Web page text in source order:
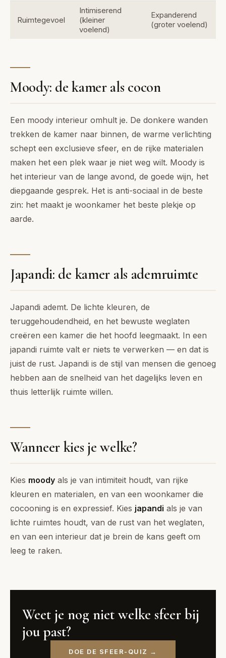
Ruimtegevoel
Intimiserend
(kleiner
voelend)
Expanderend
(groter voelend)
Moody: de kamer als cocon
Een moody interieur omhult je. De donkere wanden
trekken de kamer naar binnen, de warme verlichting
schept een exclusieve sfeer, en de rijke materialen
maken het een plek waar je niet weg wilt. Moody is
het interieur van de lange avond, de goede wijn, het
diepgaande gesprek. Het is anti-sociaal in de beste
zin: het maakt je woonkamer het beste plekje op
aarde.
Japandi: de kamer als ademruimte
Japandi ademt. De lichte kleuren, de
teruggehoudendheid, en het bewuste weglaten
creëren een kamer die het hoofd leegmaakt. In een
japandi ruimte valt er niets te verwerken — en dat is
juist de rust. Japandi is de stijl van mensen die genoeg
hebben aan de snelheid van het dagelijks leven en
thuis letterlijk ruimte willen.
Wanneer kies je welke?
Kies moody als je van intimiteit houdt, van rijke
kleuren en materialen, en van een woonkamer die
cocooning is en expressief. Kies japandi als je van
lichte ruimtes houdt, van de rust van het weglaten,
en van een interieur dat je brein de kans geeft om
leeg te raken.
Weet je nog niet welke sfeer bij
jou past?
DOE DE SFEER-QUIZ →